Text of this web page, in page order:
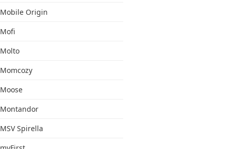
Mobile Origin
Mofi
Molto
Momcozy
Moose
Montandor
MSV Spirella